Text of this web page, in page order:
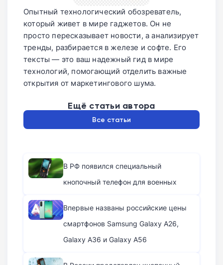
Опытный технологический обозреватель,
который живет в мире гаджетов. Он не
просто пересказывает новости, а анализирует
тренды, разбирается в железе и софте. Его
тексты — это ваш надежный гид в мире
технологий, помогающий отделить важные
открытия от маркетингового шума.
Ещё статьи автора
Все статьи
В РФ появился специальный
кнопочный телефон для военных
Впервые названы российские цены
смартфонов Samsung Galaxy A26,
Galaxy A36 и Galaxy A56